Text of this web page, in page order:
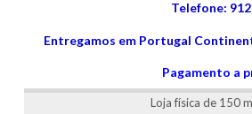
Telefone:
Entregamos em Portugal
Pagamento a
Loja física de 150